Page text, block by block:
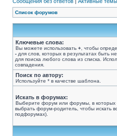
Список форумов
Ключевые слова:
Вы можете использовать + , чтобы
- для слов, которых в результатах
для поиска любого слова из списка.
совпадения.
Поиск по автору:
Используйте * в качестве шаблона.
Искать в форумах:
Выберите форум или форумы, в которых
выбрать форум-родитель, чтобы искать
подфорумах).